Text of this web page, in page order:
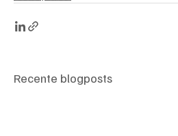
Recente blogposts